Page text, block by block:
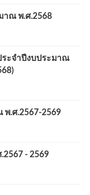
าณ พ.ศ.2568
ะจำปีงบประมาณ
.ศ.2567-2569
- 2569